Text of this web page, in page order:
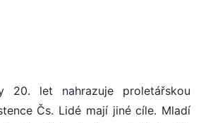
20. let nahrazuje proletářskou
Čs. Lidé mají jiné cíle. Mladí